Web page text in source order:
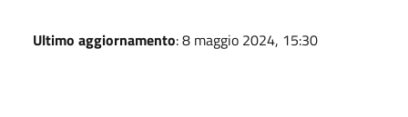
Ultimo aggiornamento: 8 maggio 2024, 15:30